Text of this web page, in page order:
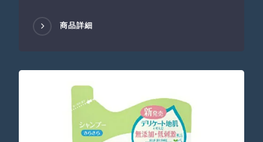
商品詳細